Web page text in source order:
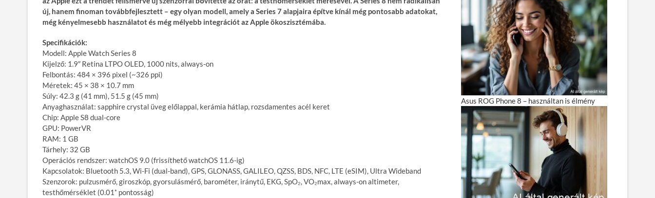
új, hanem finoman továbbfejlesztett – egy olyan modell, amely a Series 7 alapjaira építve kínál még pontosabb adatokat,
még kényelmesebb használatot és még mélyebb integrációt az Apple ökoszisztémába.
Specifikációk:
Modell: Apple Watch Series 8
Kijelző: 1.9″ Retina LTPO OLED, 1000 nits, always-on
Felbontás: 484 × 396 pixel (~326 ppi)
Méretek: 45 × 38 × 10.7 mm
Súly: 42.3 g (41 mm), 51.5 g (45 mm)
Anyaghasználat: sapphire crystal üveg előlappal, kerámia hátlap, rozsdamentes acél keret
Chip: Apple S8 dual-core
GPU: PowerVR
RAM: 1 GB
Tárhely: 32 GB
Operációs rendszer: watchOS 9.0 (frissíthető watchOS 11.6-ig)
Kapcsolatok: Bluetooth 5.3, Wi-Fi (dual-band), GPS, GLONASS, GALILEO, QZSS, BDS, NFC, LTE (eSIM), Ultra Wideband
Szenzorok: pulzusmérő, giroszkóp, gyorsulásmérő, barométer, iránytű, EKG, SpO₂, VO₂max, always-on altimeter,
testhőmérséklet (0.01˚ pontosság)
Asus ROG Phone 8 – használtan is élmény